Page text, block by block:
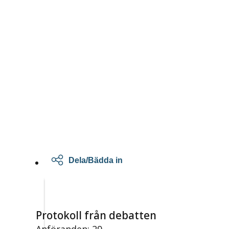
Dela/Bädda in
Protokoll från debatten